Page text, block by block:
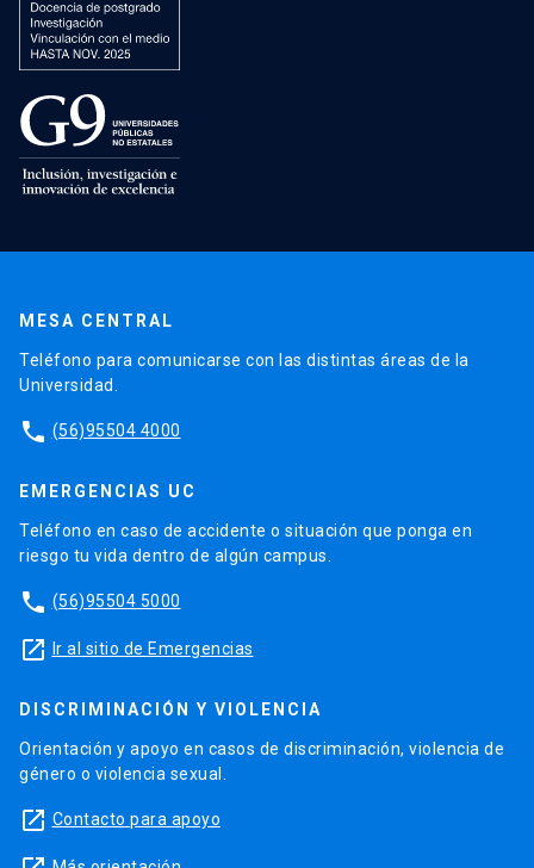
MESA CENTRAL
Teléfono para comunicarse con las distintas áreas de la
Universidad.
phone (56)95504 4000
EMERGENCIAS UC
Teléfono en caso de accidente o situación que ponga en
riesgo tu vida dentro de algún campus.
phone (56)95504 5000
launch Ir al sitio de Emergencias
DISCRIMINACIÓN Y VIOLENCIA
Orientación y apoyo en casos de discriminación, violencia de
género o violencia sexual.
launch Contacto para apoyo